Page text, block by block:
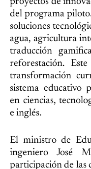
del programa
soluciones
agua, agricultura
traducción
reforestación.
transformación
sistema educativo
en ciencias,
e inglés.
El ministro de
ingeniero José
participación de las